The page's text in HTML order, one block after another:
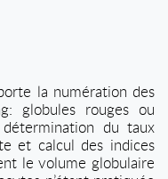
la numération des
globules rouges ou
du taux
et calcul des indices
le volume globulaire